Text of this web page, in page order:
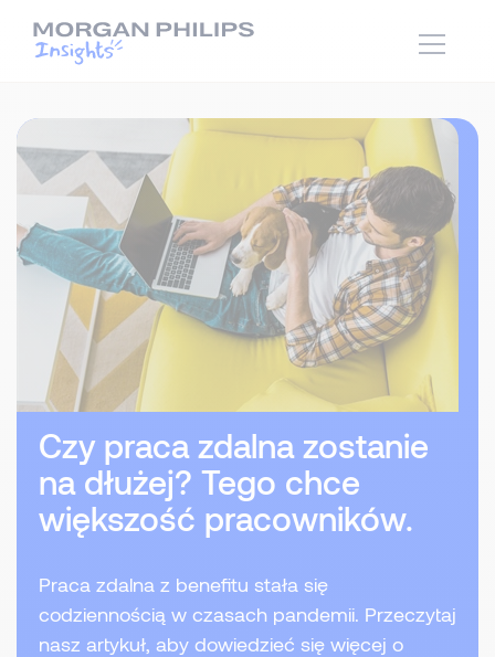
Czy praca zdalna zostanie
na dłużej? Tego chce
większość pracowników.
Praca zdalna z benefitu stała się
codziennością w czasach pandemii. Przeczytaj
nasz artykuł, aby dowiedzieć się więcej o